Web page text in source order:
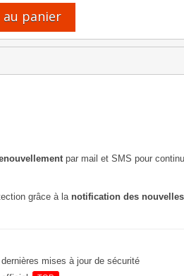
panier
par mail et SMS pour
grâce à la notification des nouvelles
mises à jour de sécurité